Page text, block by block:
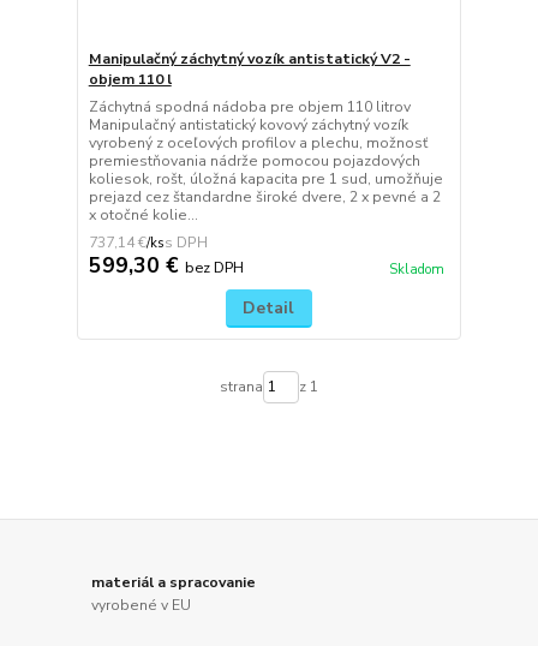
Manipulačný záchytný vozík antistatický V2 -
objem 110 l
Záchytná spodná nádoba pre objem 110 litrov
Manipulačný antistatický kovový záchytný vozík
vyrobený z oceľových profilov a plechu, možnosť
premiestňovania nádrže pomocou pojazdových
koliesok, rošt, úložná kapacita pre 1 sud, umožňuje
prejazd cez štandardne široké dvere, 2 x pevné a 2
x otočné kolie...
737,14 €/ks
599,30 € bez DPH Skladom
Detail
strana z 1
materiál a spracovanie
vyrobené v EU